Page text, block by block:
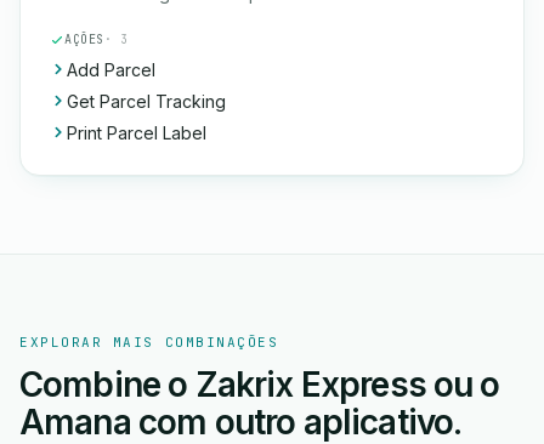
AÇÕES · 3
Add Parcel
Get Parcel Tracking
Print Parcel Label
EXPLORAR MAIS COMBINAÇÕES
Combine o Zakrix Express ou o
Amana com outro aplicativo.